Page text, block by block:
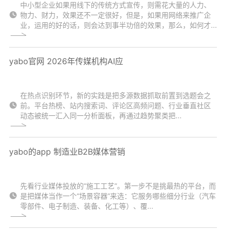
中小型企业如果用线下的传统方式宣传，则需花大量的人力、
物力、财力，效果还不一定很好，但是，如果用网络来推广企
业，运用的好的话，则会达到事半功倍的效果，那么，如何才...
yabo官网 2026年传媒机构AI应
在热点识别环节，新的实践是把多源数据抓取前置到选题会之
前。平台热榜、站内搜索词、评论区高频问题、行业垂直社区
动态被统一汇入同一分析面板，再通过趋势聚类把...
yabo的app 制造业B2B媒体营销
先看行业媒体投放的“施工工艺”。第一步不是挑最热的平台，而
是把媒体当作一个“场景容器”来选：它服务哪些细分行业（汽车
零部件、电子制造、装备、化工等）、覆...